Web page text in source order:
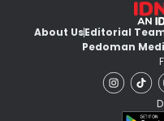
About UsEditorial
Pedoman